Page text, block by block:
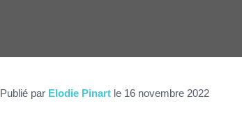
Publié par Elodie Pinart le 16 novembre 2022